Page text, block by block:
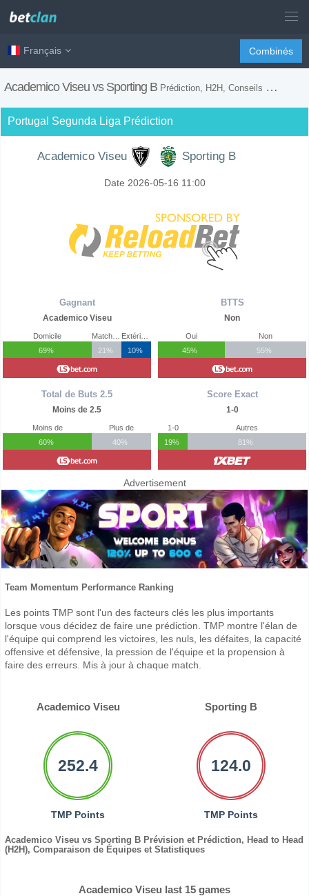
Français Combinés
Academico Viseu vs Sporting B Prédiction, H2H, Conseils de Paris et Prévision du Match
Portugal Segunda Liga Prédiction
Academico Viseu Sporting B
Date 2026-05-16 11:00
Gagnant
Academico Viseu
Domicile
69%
21%
10%
Total de Buts 2.5
Moins de 2.5
Moins de
60%
Plus de
40%
BTTS
Non
Oui
45%
Non
55%
Score Exact
1-0
1-0
19%
Autres
81%
Advertisement
Team Momentum Performance Ranking
Les points TMP sont l'un des facteurs clés les plus importants
lorsque vous décidez de faire une prédiction. TMP montre l'élan de
l'équipe qui comprend les victoires, les nuls, les défaites, la capacité
offensive et défensive, la pression de l'équipe et la propension à
faire des erreurs. Mis à jour à chaque match.
Academico Viseu Sporting B
252.4
TMP Points
124.0
TMP Points
Academico Viseu vs Sporting B Prévision et Prédiction, Head to Head
(H2H), Comparaison de Équipes et Statistiques
Academico Viseu last 15 games